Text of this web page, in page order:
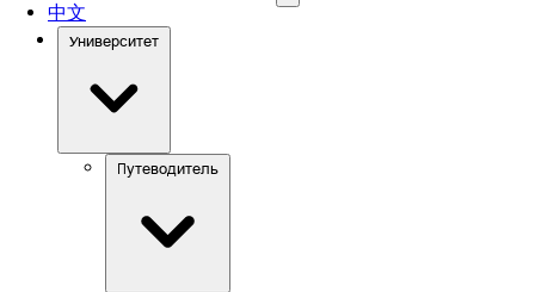
中文
Университет
Путеводитель